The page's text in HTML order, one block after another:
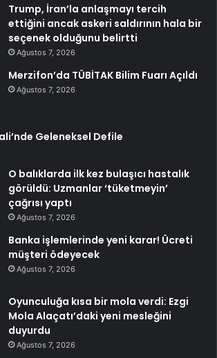
Trump, İran’la anlaşmayı tercih
ettiğini ancak askeri saldırının hala bir
seçenek olduğunu belirtti
Ağustos 7, 2026
Merzifon’da TÜBİTAK Bilim Fuarı Açıldı
Ağustos 7, 2026
Geleneksel Defile
O balıklarda ilk kez bulaşıcı hastalık
görüldü: Uzmanlar ‘tüketmeyin’
çağrısı yaptı
Ağustos 7, 2026
Banka işlemlerinde yeni karar! Ücreti
müşteri ödeyecek
Ağustos 7, 2026
Oyunculuğa kısa bir mola verdi: Ezgi
Mola Alaçatı’daki yeni mesleğini
duyurdu
Ağustos 7, 2026